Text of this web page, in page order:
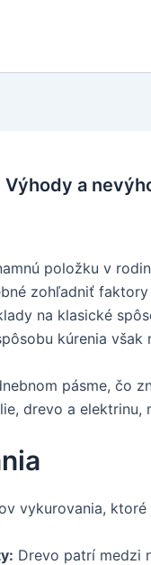
a
položku v
zohľadniť
na klasické
kúrenia však
pásme, čo
drevo a
vykurovania,
Drevo patrí medzi